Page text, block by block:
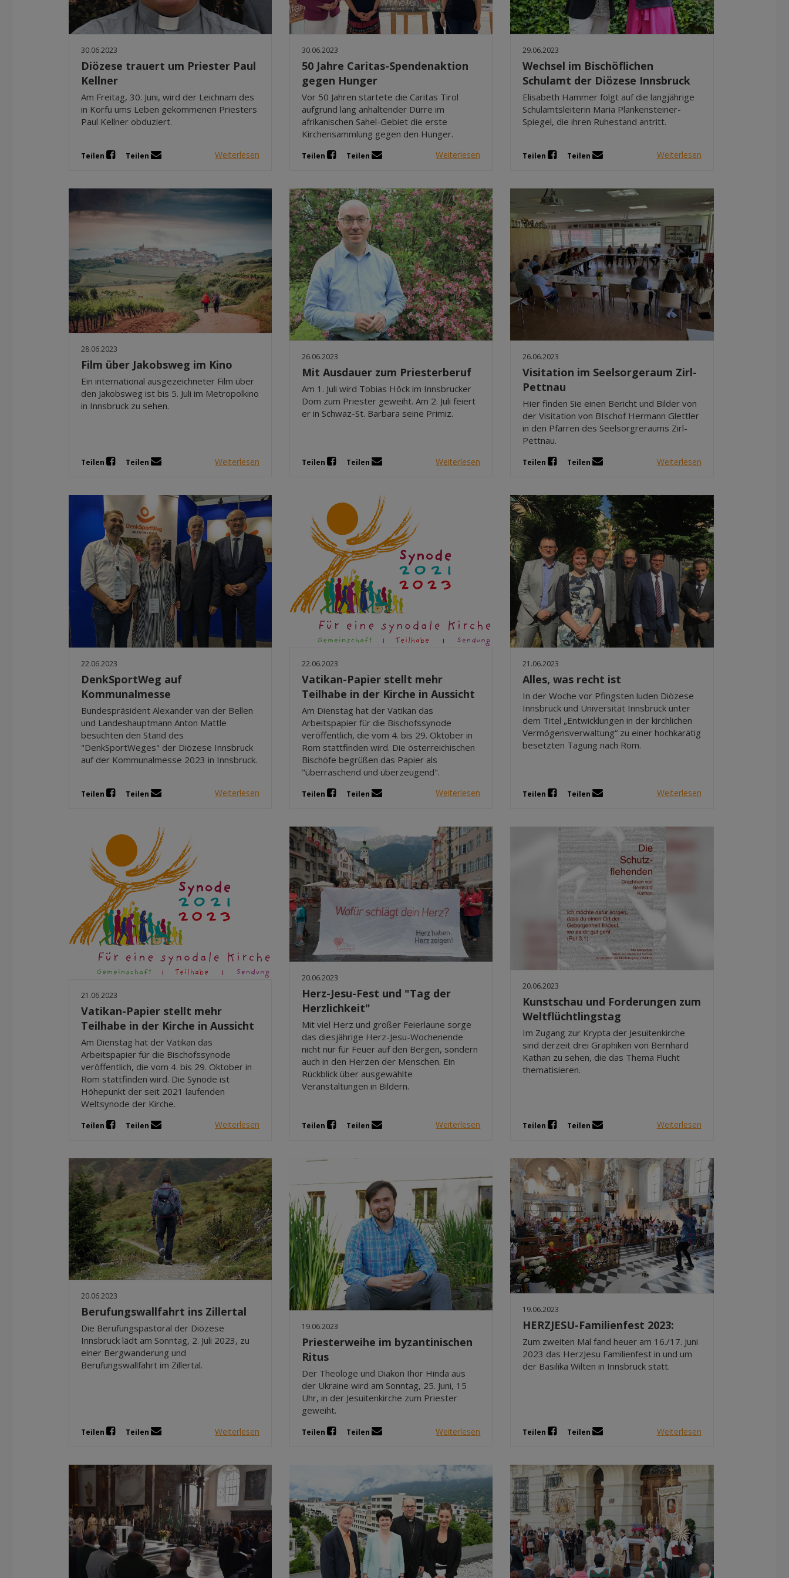
Dez 2025
Nov 2025
30.06.2023
Diözese trauert um Priester Paul
Kellner
Am Freitag, 30. Juni, wird der Leichnam des
in Korfu ums Leben gekommenen Priesters
Paul Kellner obduziert.
Teilen Teilen Weiterlesen
30.06.2023
50 Jahre Caritas-Spendenaktion
gegen Hunger
Vor 50 Jahren startete die Caritas Tirol
aufgrund lang anhaltender Dürre im
afrikanischen Sahel-Gebiet die erste
Kirchensammlung gegen den Hunger.
Teilen Teilen Weiterlesen
29.06.2023
Wechsel im Bischöflichen
Schulamt der Diözese Innsbruck
Elisabeth Hammer folgt auf die langjährige
Schulamtsleiterin Maria Plankensteiner-
Spiegel, die ihren Ruhestand antritt.
Teilen Teilen Weiterlesen
28.06.2023
Film über Jakobsweg im Kino
Ein international ausgezeichneter Film über
den Jakobsweg ist bis 5. Juli im Metropolkino
in Innsbruck zu sehen.
Teilen Teilen Weiterlesen
26.06.2023
Mit Ausdauer zum Priesterberuf
Am 1. Juli wird Tobias Höck im Innsbrucker
Dom zum Priester geweiht. Am 2. Juli feiert
er in Schwaz-St. Barbara seine Primiz.
Teilen Teilen Weiterlesen
26.06.2023
Visitation im Seelsorgeraum Zirl-
Pettnau
Hier finden Sie einen Bericht und Bilder von
der Visitation von BIschof Hermann Glettler
in den Pfarren des Seelsorgreraums Zirl-
Pettnau.
Teilen Teilen Weiterlesen
22.06.2023
DenkSportWeg auf
Kommunalmesse
Bundespräsident Alexander van der Bellen
und Landeshauptmann Anton Mattle
besuchten den Stand des
"DenkSportWeges" der Diözese Innsbruck
auf der Kommunalmesse 2023 in Innsbruck.
Teilen Teilen Weiterlesen
22.06.2023
Vatikan-Papier stellt mehr
Teilhabe in der Kirche in Aussicht
Am Dienstag hat der Vatikan das
Arbeitspapier für die Bischofssynode
veröffentlich, die vom 4. bis 29. Oktober in
Rom stattfinden wird. Die österreichischen
Bischöfe begrüßen das Papier als
"überraschend und überzeugend".
Teilen Teilen Weiterlesen
21.06.2023
Alles, was recht ist
In der Woche vor Pfingsten luden Diözese
Innsbruck und Universität Innsbruck unter
dem Titel „Entwicklungen in der kirchlichen
Vermögensverwaltung“ zu einer hochkarätig
besetzten Tagung nach Rom.
Teilen Teilen Weiterlesen
21.06.2023
Vatikan-Papier stellt mehr
Teilhabe in der Kirche in Aussicht
Am Dienstag hat der Vatikan das
Arbeitspapier für die Bischofssynode
veröffentlich, die vom 4. bis 29. Oktober in
Rom stattfinden wird. Die Synode ist
Höhepunkt der seit 2021 laufenden
Weltsynode der Kirche.
Teilen Teilen Weiterlesen
20.06.2023
Herz-Jesu-Fest und "Tag der
Herzlichkeit"
Mit viel Herz und großer Feierlaune sorge
das diesjährige Herz-Jesu-Wochenende
nicht nur für Feuer auf den Bergen, sondern
auch in den Herzen der Menschen. Ein
Rückblick über ausgewählte
Veranstaltungen in Bildern.
Teilen Teilen Weiterlesen
20.06.2023
Kunstschau und Forderungen zum
Weltflüchtlingstag
Im Zugang zur Krypta der Jesuitenkirche
sind derzeit drei Graphiken von Bernhard
Kathan zu sehen, die das Thema Flucht
thematisieren.
Teilen Teilen Weiterlesen
20.06.2023
Berufungswallfahrt ins Zillertal
Die Berufungspastoral der Diözese
Innsbruck lädt am Sonntag, 2. Juli 2023, zu
einer Bergwanderung und
Berufungswallfahrt im Zillertal.
Teilen Teilen Weiterlesen
19.06.2023
Priesterweihe im byzantinischen
Ritus
Der Theologe und Diakon Ihor Hinda aus
der Ukraine wird am Sonntag, 25. Juni, 15
Uhr, in der Jesuitenkirche zum Priester
geweiht.
Teilen Teilen Weiterlesen
19.06.2023
HERZJESU-Familienfest 2023:
Zum zweiten Mal fand heuer am 16./17. Juni
2023 das HerzJesu Familienfest in und um
der Basilika Wilten in Innsbruck statt.
Teilen Teilen Weiterlesen